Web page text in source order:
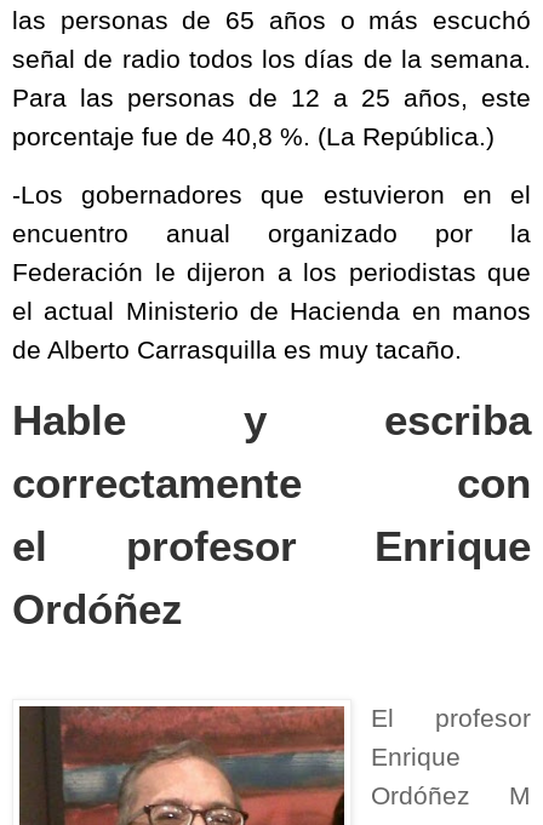
las personas de 65 años o más escuchó
señal de radio todos los días de la semana.
Para las personas de 12 a 25 años, este
porcentaje fue de 40,8 %. (La República.)
-Los gobernadores que estuvieron en el
encuentro anual organizado por la
Federación le dijeron a los periodistas que
el actual Ministerio de Hacienda en manos
de Alberto Carrasquilla es muy tacaño.
Hable y escriba
correctamente con
el profesor Enrique
Ordóñez
El profesor
Enrique
Ordóñez M